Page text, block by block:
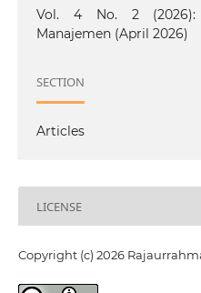
Vol. 4 No. 2 (2026):
Manajemen (April 2026)
SECTION
Articles
LICENSE
Copyright (c) 2026